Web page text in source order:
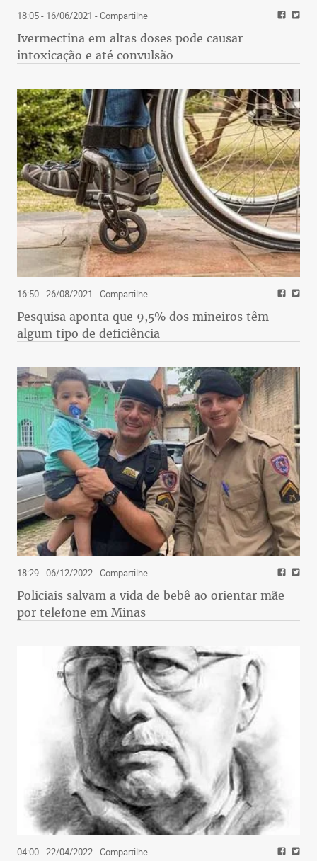
18:05 - 16/06/2021 - Compartilhe
Ivermectina em altas doses pode causar
intoxicação e até convulsão
16:50 - 26/08/2021 - Compartilhe
Pesquisa aponta que 9,5% dos mineiros têm
algum tipo de deficiência
18:29 - 06/12/2022- Compartilhe
Policiais salvam a vida de bebê ao orientar mãe
por telefone em Minas
04:00 - 22/04/2022- Compartilhe